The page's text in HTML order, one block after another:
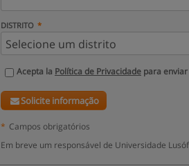
DISTRITO
Acepta la Política de Privacidade para
Solicite informação
* Campos obrigatórios
Em breve um responsável de Universidade